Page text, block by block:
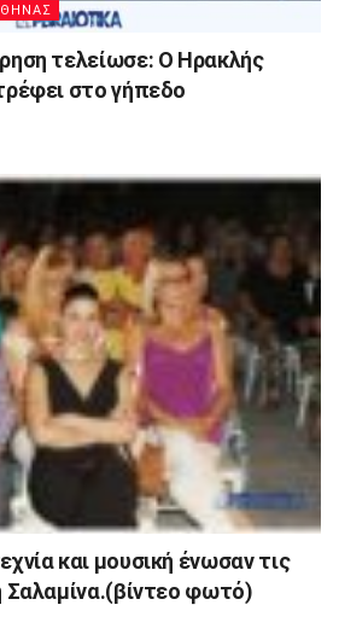
τελείωσε: Ο Ηρακλής
στο γήπεδο
και μουσική ένωσαν τις
Σαλαμίνα.(βίντεο φωτό)